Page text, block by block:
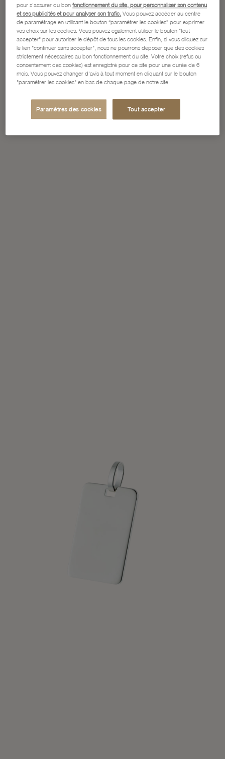
pour s'assurer du bonfonctionnement du site, pour personnaliser son contenu
et ses publicités et pour analyser son trafic. Vous pouvez accéder au centre
de paramétrage en utilisant le bouton “paramétrer les cookies” pour exprimer
vos choix sur les cookies. Vous pouvez également utiliser le bouton "tout
accepter" pour autoriser le dépôt de tous les cookies. Enfin, si vous cliquez sur
le lien "continuer sans accepter", nous ne pourrons déposer que des cookies
strictement nécessaires au bon fonctionnement du site. Votre choix (refus ou
consentement des cookies) est enregistré pour ce site pour une durée de 6
mois. Vous pouvez changer d'avis à tout moment en cliquant sur le bouton
"paramétrer les cookies" en bas de chaque page de notre site.
Paramètres des cookies Tout accepter